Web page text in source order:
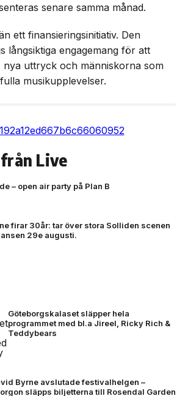
senare samma månad.
ett finansieringsinitiativ. Den
långsiktiga engagemang för att
nya uttryck och människorna som
musikupplevelser.
Live
– open air party på Plan B
firar 30år: tar över stora Solliden scenen
29e augusti.
Göteborgskalaset släpper hela
programmet med bl.a Jireel, Ricky Rich &
Teddybears
Byrne avslutade festivalhelgen –
släpps biljetterna till Rosendal Garden